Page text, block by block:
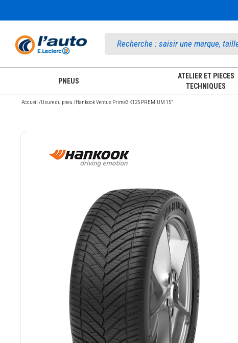
PNEUS
ATELIER ET PIECES
TECHNIQUES
Accueil /Usure du pneu /Hankook Ventus Prime3 K125 PREMIUM 15"